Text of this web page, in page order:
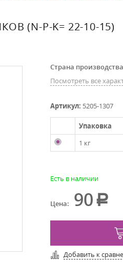
(N-P-K= 22-10-15)
Страна производства
Посмотреть все
Артикул: 5205-1307
Упаковка
1 кг
Есть в наличии
Цена: 90
Добавить к